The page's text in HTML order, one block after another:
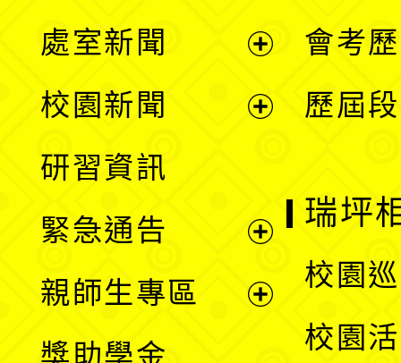
處室新聞
單
校園新聞
選
單
研習資訊
緊急通告
親師生專區
獎助學金
會考
歷屆
瑞坪
校園
校園